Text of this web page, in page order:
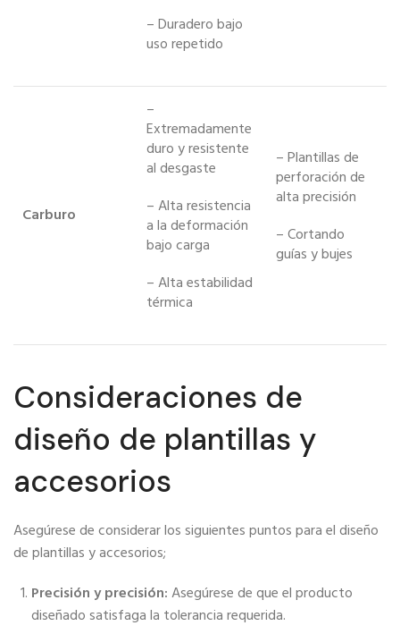
– Duradero bajo
uso repetido
Carburo
–
Extremadamente
duro y resistente
al desgaste
– Alta resistencia
a la deformación
bajo carga
– Alta estabilidad
térmica
– Plantillas de
perforación de
alta precisión
– Cortando
guías y bujes
Consideraciones de
diseño de plantillas y
accesorios
Asegúrese de considerar los siguientes puntos para el diseño
de plantillas y accesorios;
Precisión y precisión:Asegúrese de que el producto
diseñado satisfaga la tolerancia requerida.